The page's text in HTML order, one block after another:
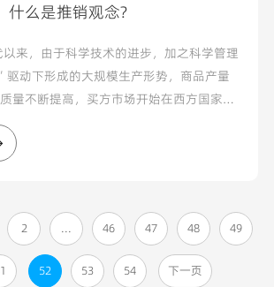
什么是推销观念?
来，由于科学技术的进步，加之科学管理
动下形成的大规模生产形势，商品产量
量不断提高，买方市场开始在西方国家逐
的市场竞争中，许多企业的管理思...
2 ... 46 47 48 49
52 53 54 下一页